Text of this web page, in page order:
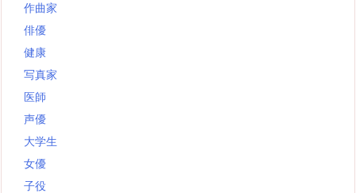
作曲家
俳優
健康
写真家
医師
声優
大学生
女優
子役